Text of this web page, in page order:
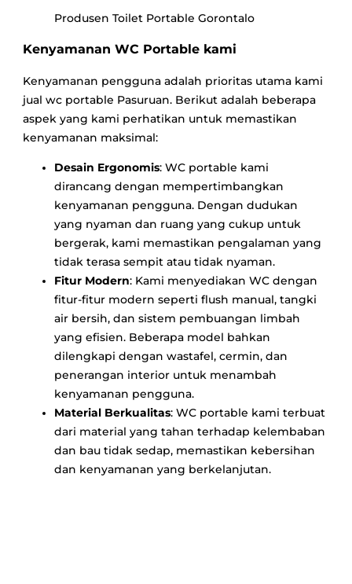
Produsen Toilet Portable Gorontalo
Kenyamanan WC Portable kami
Kenyamanan pengguna adalah prioritas utama kami
jual wc portable Pasuruan. Berikut adalah beberapa
aspek yang kami perhatikan untuk memastikan
kenyamanan maksimal:
Desain Ergonomis: WC portable kami
dirancang dengan mempertimbangkan
kenyamanan pengguna. Dengan dudukan
yang nyaman dan ruang yang cukup untuk
bergerak, kami memastikan pengalaman yang
tidak terasa sempit atau tidak nyaman.
Fitur Modern: Kami menyediakan WC dengan
fitur-fitur modern seperti flush manual, tangki
air bersih, dan sistem pembuangan limbah
yang efisien. Beberapa model bahkan
dilengkapi dengan wastafel, cermin, dan
penerangan interior untuk menambah
kenyamanan pengguna.
Material Berkualitas: WC portable kami terbuat
dari material yang tahan terhadap kelembaban
dan bau tidak sedap, memastikan kebersihan
dan kenyamanan yang berkelanjutan.